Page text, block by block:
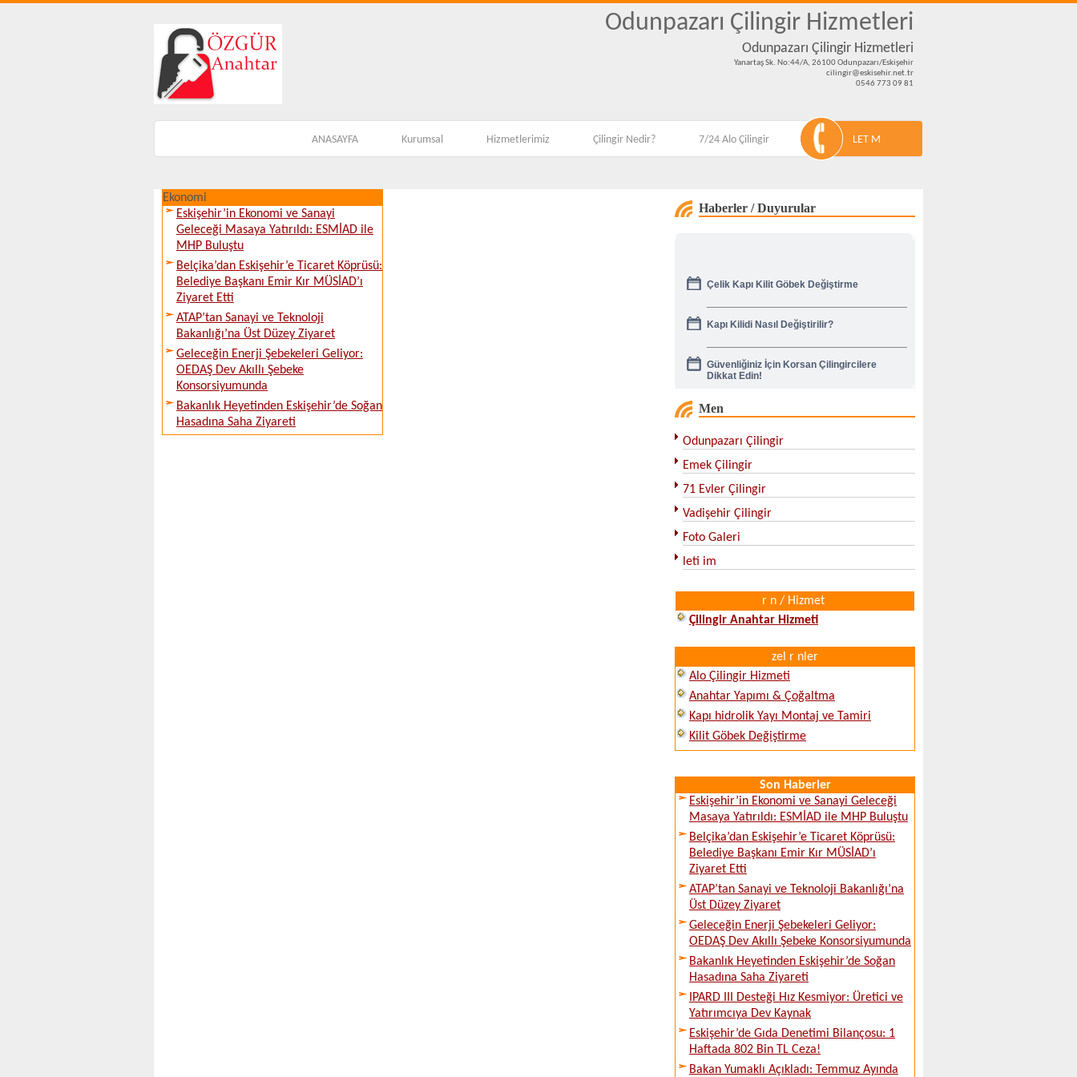
Odunpazarı Çilingir Hizmetleri
Odunpazarı Çilingir Hizmetleri
Yanartaş Sk. No:44/A, 26100 Odunpazarı/Eskişehir
cilingir@eskisehir.net.tr
0546 773 09 81
ANASAYFA Kurumsal Hizmetlerimiz Çilingir Nedir? 7/24 Alo Çilingir LET M
Ekonomi
Eskişehir’in Ekonomi ve Sanayi
Geleceği Masaya Yatırıldı: ESMİAD ile
MHP Buluştu
Belçika’dan Eskişehir’e Ticaret Köprüsü:
Belediye Başkanı Emir Kır MÜSİAD’ı
Ziyaret Etti
ATAP’tan Sanayi ve Teknoloji
Bakanlığı’na Üst Düzey Ziyaret
Geleceğin Enerji Şebekeleri Geliyor:
OEDAŞ Dev Akıllı Şebeke
Konsorsiyumunda
Bakanlık Heyetinden Eskişehir’de Soğan
Hasadına Saha Ziyareti
Haberler / Duyurular
Çelik Kapı Kilit Göbek Değiştirme
Kapı Kilidi Nasıl Değiştirilir?
Güvenliğiniz İçin Korsan Çilingircilere
Dikkat Edin!
Çelik Kapı Kilit Değiştirme
Kapı Kilidi Nasıl Değiştirilir
Men
Odunpazarı Çilingir
Emek Çilingir
71 Evler Çilingir
Vadişehir Çilingir
Foto Galeri
leti im
r n / Hizmet
Çilingir Anahtar Hizmeti
zel r nler
Alo Çilingir Hizmeti
Anahtar Yapımı & Çoğaltma
Kapı hidrolik Yayı Montaj ve Tamiri
Kilit Göbek Değiştirme
Son Haberler
Eskişehir’in Ekonomi ve Sanayi Geleceği
Masaya Yatırıldı: ESMİAD ile MHP Buluştu
Belçika’dan Eskişehir’e Ticaret Köprüsü:
Belediye Başkanı Emir Kır MÜSİAD’ı
Ziyaret Etti
ATAP’tan Sanayi ve Teknoloji Bakanlığı’na
Üst Düzey Ziyaret
Geleceğin Enerji Şebekeleri Geliyor:
OEDAŞ Dev Akıllı Şebeke Konsorsiyumunda
Bakanlık Heyetinden Eskişehir’de Soğan
Hasadına Saha Ziyareti
IPARD III Desteği Hız Kesmiyor: Üretici ve
Yatırımcıya Dev Kaynak
Eskişehir’de Gıda Denetimi Bilançosu: 1
Haftada 802 Bin TL Ceza!
Bakan Yumaklı Açıkladı: Temmuz Ayında